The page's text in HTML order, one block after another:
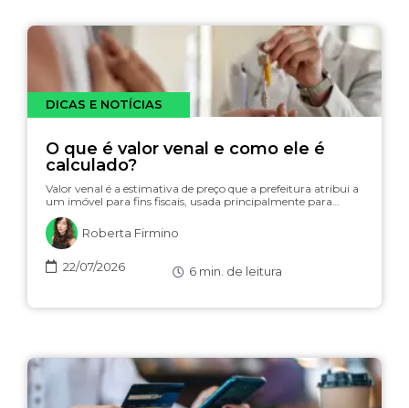
DICAS E NOTÍCIAS
O que é valor venal e como ele é
calculado?
Valor venal é a estimativa de preço que a prefeitura atribui a
um imóvel para fins fiscais, usada principalmente para…
Roberta Firmino
22/07/2026 6 min. de leitura